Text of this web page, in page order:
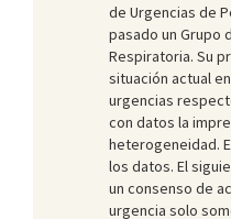
de Urgencias de
pasado un Grupo
Respiratoria. Su
situación actual
urgencias
con datos la
heterogeneidad.
los datos. El
un consenso de
urgencia solo